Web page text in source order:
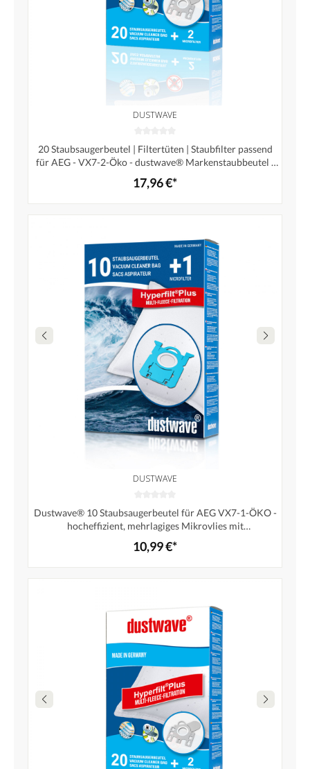
DUSTWAVE
20 Staubsaugerbeutel | Filtertüten | Staubfilter passend
für AEG - VX7-2-Öko - dustwave® Markenstaubbeutel /
Made in Germany + inkl. 2 Microfilter (Megapack)
17,96 €*
DUSTWAVE
Dustwave® 10 Staubsaugerbeutel für AEG VX7-1-ÖKO -
hocheffizient, mehrlagiges Mikrovlies mit
Hygieneverschluss - Made in Germany
10,99 €*